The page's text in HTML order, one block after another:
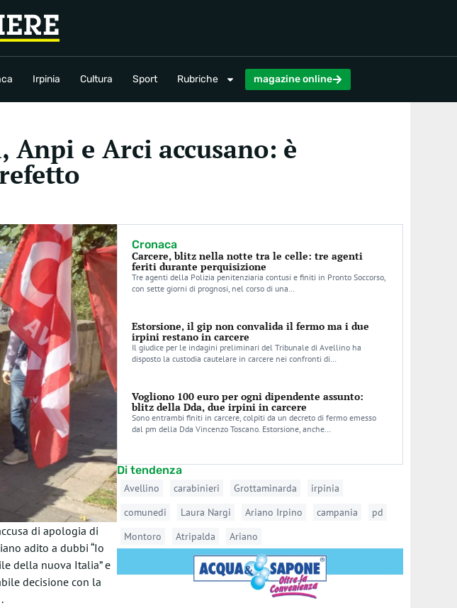
Irpinia Cultura Sport Rubriche magazine online
Sport Rubriche
e Arci accusano: è
di apologia di
adito a dubbi “Io
della nuova Italia” e
decisione con la
Cronaca
Carcere, blitz nella notte tra le celle: tre agenti
feriti durante perquisizione
Tre agenti della Polizia penitenziaria contusi e finiti in Pronto Soccorso,
con sette giorni di prognosi, nel corso di una…
Estorsione, il gip non convalida il fermo ma i due
irpini restano in carcere
Il giudice per le indagini preliminari del Tribunale di Avellino ha
disposto la custodia cautelare in carcere nei confronti di…
Vogliono 100 euro per ogni dipendente assunto:
blitz della Dda, due irpini in carcere
Sono entrambi finiti in carcere, colpiti da un decreto di fermo emesso
dal pm della Dda Vincenzo Toscano. Estorsione, anche…
Di tendenza
Avellino carabinieri Grottaminarda
irpinia
comunedi
Laura Nargi Ariano Irpino campania
pd
Montoro
Atripalda Ariano